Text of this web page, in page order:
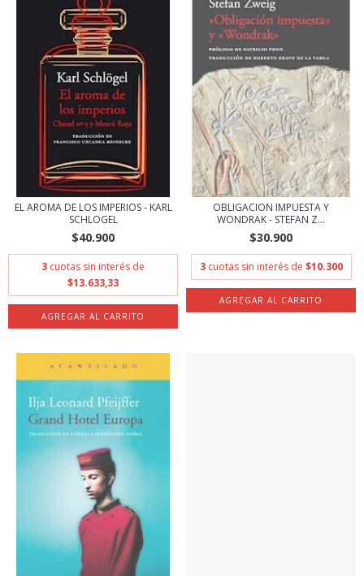
EL AROMA DE LOS IMPERIOS - KARL
SCHLOGEL
$40.900
3 cuotas sin interés de
$13.633,33
OBLIGACION IMPUESTA Y
WONDRAK - STEFAN Z...
$30.900
3 cuotas sin interés de $10.300